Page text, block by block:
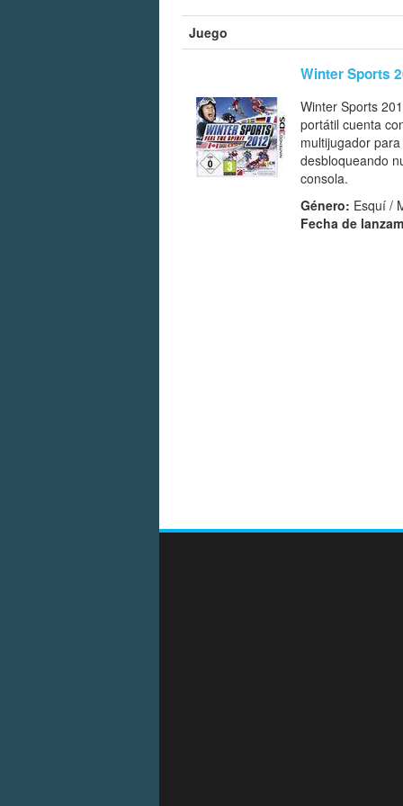
Juego
Winter Sports
Winter Sports
portátil cuenta
multijugador
desbloqueando
consola.
Género: Esquí /
Fecha de